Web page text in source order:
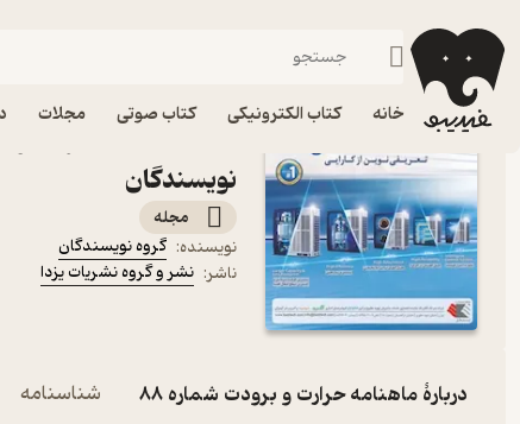
خانه کتاب الکترونیکی کتاب صوتی مجلات
فیدیبو مجله و نشریه
نویسندگان
مجله
نویسنده: گروه نویسندگان
ناشر: نشر و گروه نشریات یزدا
دربارۀ ماهنامه حرارت و برودت شماره 88 شناسنامه